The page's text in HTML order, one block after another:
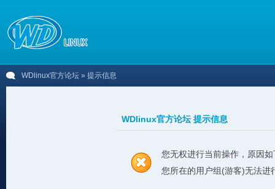
WDlinux官方论坛 » 提示信息
WDlinux官方论坛 提示信息
您无权进行当前操作，原因如
您所在的用户组(游客)无法进